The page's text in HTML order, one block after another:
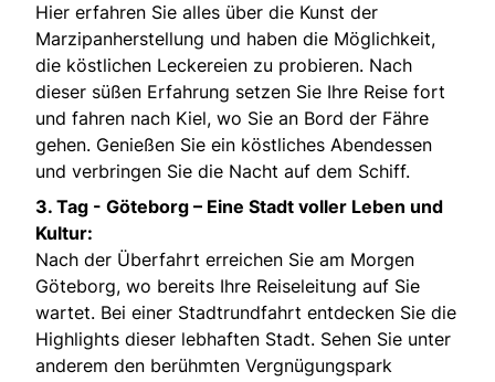
Hier erfahren Sie alles über die Kunst der
Marzipanherstellung und haben die Möglichkeit,
die köstlichen Leckereien zu probieren. Nach
dieser süßen Erfahrung setzen Sie Ihre Reise fort
und fahren nach Kiel, wo Sie an Bord der Fähre
gehen. Genießen Sie ein köstliches Abendessen
und verbringen Sie die Nacht auf dem Schiff.
3. Tag - Göteborg – Eine Stadt voller Leben und
Kultur:
Nach der Überfahrt erreichen Sie am Morgen
Göteborg, wo bereits Ihre Reiseleitung auf Sie
wartet. Bei einer Stadtrundfahrt entdecken Sie die
Highlights dieser lebhaften Stadt. Sehen Sie unter
anderem den berühmten Vergnügungspark